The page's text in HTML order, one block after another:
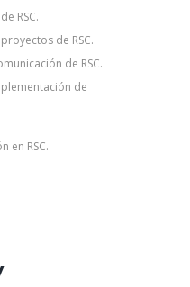
RSC.
de RSC.
de RSC.
de
en RSC.